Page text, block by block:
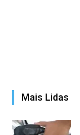
Mais Lidas